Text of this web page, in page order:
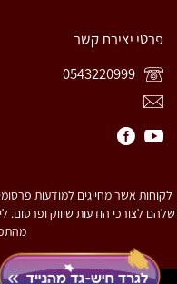
פרטי יצירת קשר
לקוחות אשר מחייגים למודעות
שלהם לצורכי הודעות שיווק ופרסום.